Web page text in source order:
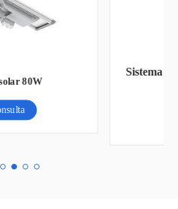
de litio
consulta